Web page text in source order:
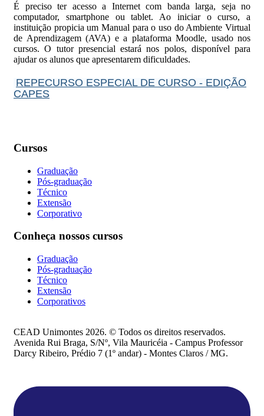
É preciso ter acesso a Internet com banda larga, seja no
computador, smartphone ou tablet. Ao iniciar o curso, a
instituição propicia um Manual para o uso do Ambiente Virtual
de Aprendizagem (AVA) e a plataforma Moodle, usado nos
cursos. O tutor presencial estará nos polos, disponível para
ajudar os alunos que apresentarem dificuldades.
REPECURSO ESPECIAL DE CURSO - EDIÇÃO
CAPES
Cursos
Graduação
Pós-graduação
Técnico
Extensão
Corporativo
Conheça nossos cursos
Graduação
Pós-graduação
Técnico
Extensão
Corporativos
CEAD Unimontes 2026. © Todos os direitos reservados.
Avenida Rui Braga, S/Nº, Vila Mauricéia - Campus Professor
Darcy Ribeiro, Prédio 7 (1º andar) - Montes Claros / MG.